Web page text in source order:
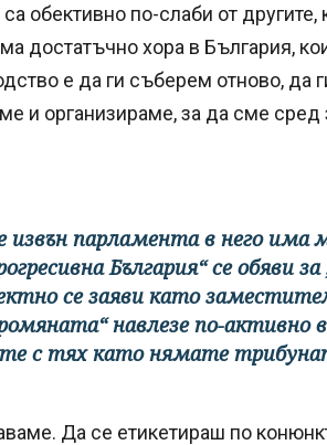
обективно по-слаби от другите,
достатъчно хора в България,
е да ги съберем отново, да
и организираме, за да сме сред
извън парламента в него има
България“ се обяви
се заяви като
навлезе по-
с тях като нямате
Да се етикетираш по